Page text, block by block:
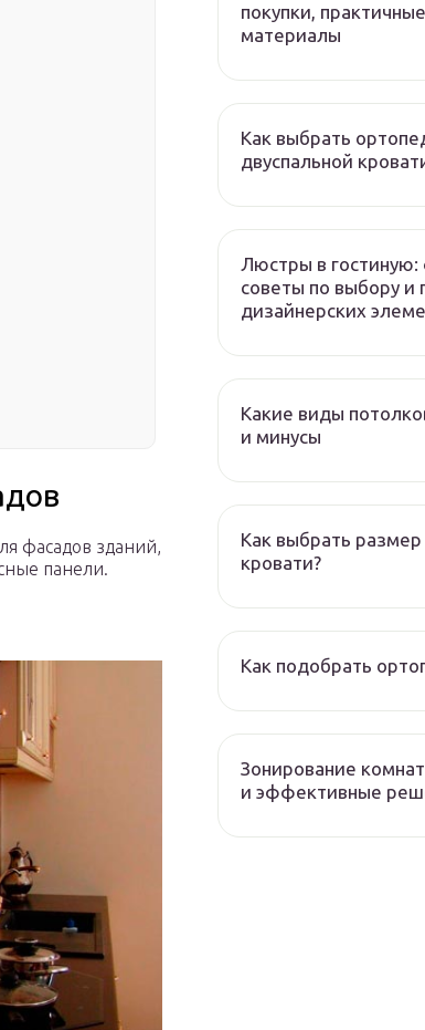
фасадов зданий,
панели.
покупки,
материалы
Как выбрать
двуспальной
Люстры в
советы по выбору и
дизайнерских
Какие виды
и минусы
Как выбрать
кровати?
Как подобрать
Зонирование
и эффективные